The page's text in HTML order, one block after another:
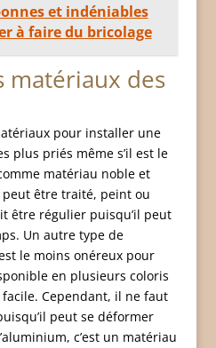
et indéniables
à faire du bricolage
matériaux des
pour installer une
plus priés même s’il est le
matériau noble et
être traité, peint ou
être régulier puisqu’il peut
Un autre type de
le moins onéreux pour
en plusieurs coloris
Cependant, il ne faut
peut se déformer
c’est un matériau